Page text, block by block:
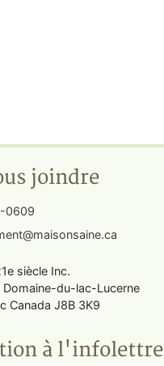
joindre
0609
siècle Inc.
Domaine-du-lac-Lucerne
Canada J8B 3K9
à l'infolettre